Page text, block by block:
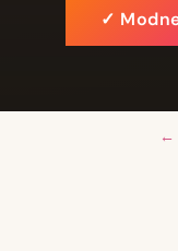
✓
←